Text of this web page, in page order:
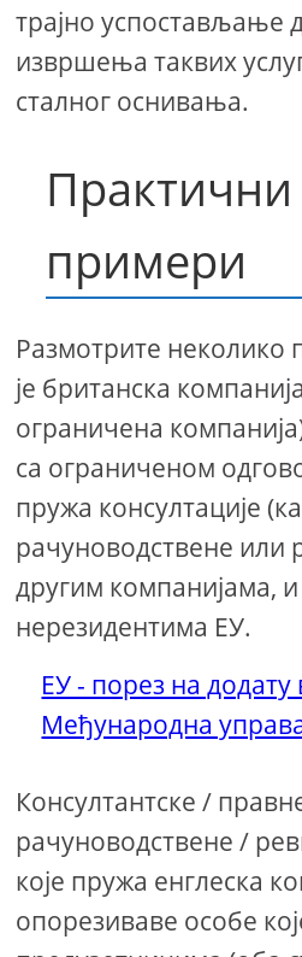
трајно успостављање
извршења таквих
сталног оснивања.
Практични
примери
Размотрите неколико
је британска
ограничена
са ограниченом
пружа консултације
рачуноводствене или
другим компанијама,
нерезидентима ЕУ.
ЕУ - порез на
Међународна
Консултантске /
рачуноводствене /
које пружа енглеска
опорезиваве особе